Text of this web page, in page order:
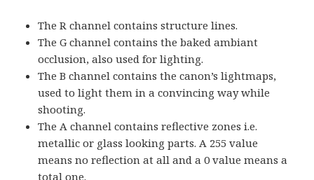
The R channel contains structure lines.
The G channel contains the baked ambiant
occlusion, also used for lighting.
The B channel contains the canon’s lightmaps,
used to light them in a convincing way while
shooting.
The A channel contains reflective zones i.e.
metallic or glass looking parts. A 255 value
means no reflection at all and a 0 value means a
total one.